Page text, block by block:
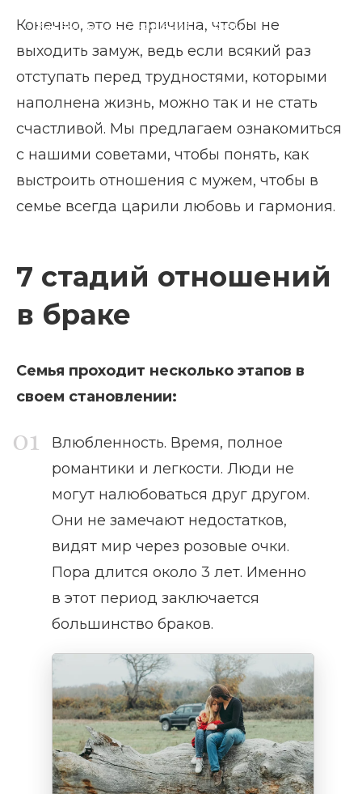
Как выстроить отношения с мужем
Конечно, это не причина, чтобы не
выходить замуж, ведь если всякий раз
отступать перед трудностями, которыми
наполнена жизнь, можно так и не стать
счастливой. Мы предлагаем ознакомиться
с нашими советами, чтобы понять, как
выстроить отношения с мужем, чтобы в
семье всегда царили любовь и гармония.
7 стадий отношений
в браке
Семья проходит несколько этапов в
своем становлении:
Влюбленность. Время, полное
романтики и легкости. Люди не
могут налюбоваться друг другом.
Они не замечают недостатков,
видят мир через розовые очки.
Пора длится около 3 лет. Именно
в этот период заключается
большинство браков.